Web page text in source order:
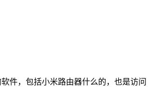
件，包括小米路由器什么的，也是访问